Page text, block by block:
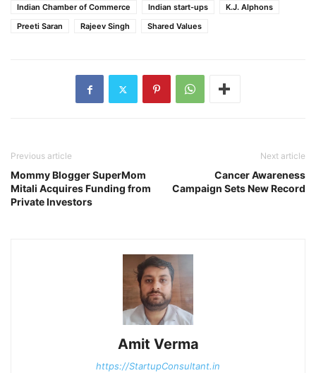
Indian Chamber of Commerce
Indian start-ups
K.J. Alphons
Preeti Saran
Rajeev Singh Shared Values
Previous article
Mommy Blogger SuperMom
Mitali Acquires Funding from
Private Investors
Next article
Cancer Awareness
Campaign Sets New Record
Amit Verma
https://StartupConsultant.in